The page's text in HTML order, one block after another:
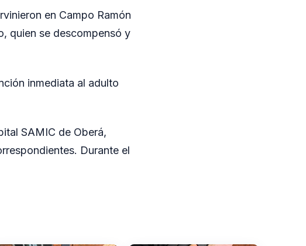
en Campo Ramón
quien se descompensó y
inmediata al adulto
SAMIC de Oberá,
Durante el